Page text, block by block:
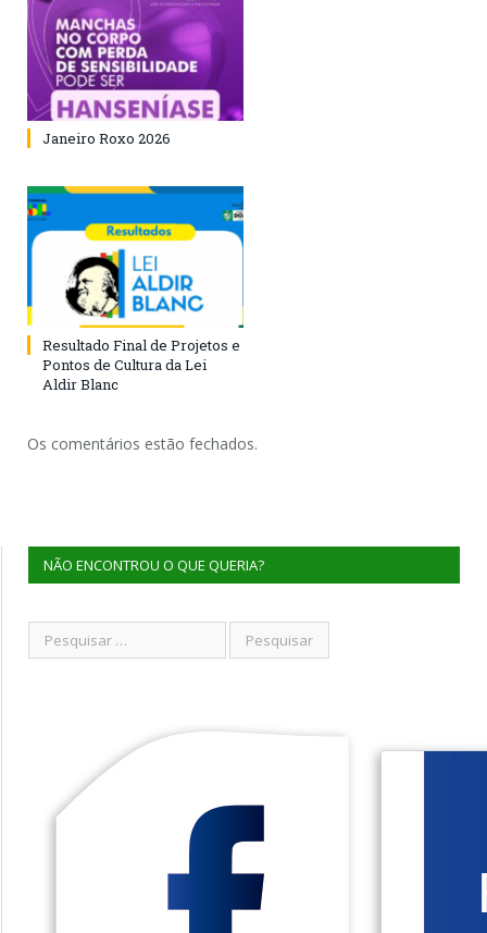
Janeiro Roxo 2026
Resultado Final de Projetos e
Pontos de Cultura da Lei
Aldir Blanc
Os comentários estão fechados.
NÃO ENCONTROU O QUE QUERIA?